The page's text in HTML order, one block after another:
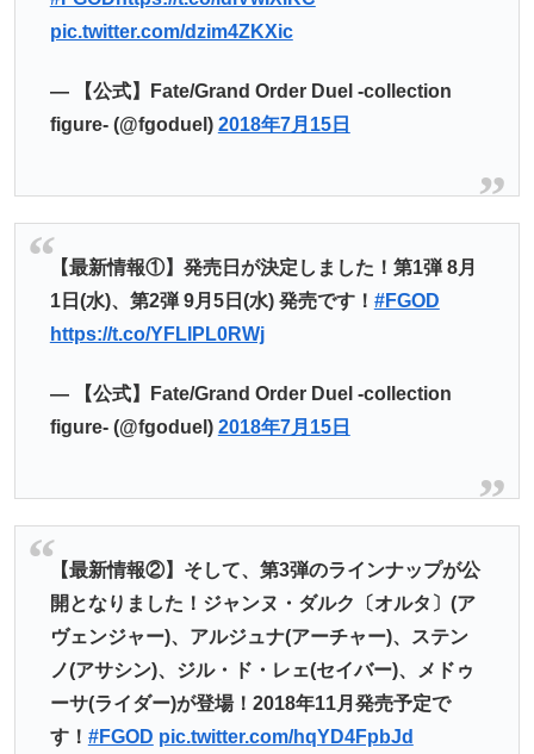
pic.twitter.com/dzim4ZKXic
— 【公式】Fate/Grand Order Duel -collection
figure- (@fgoduel) 2018年7月15日
【最新情報①】発売日が決定しました！第1弾 8月
1日(水)、第2弾 9月5日(水) 発売です！ #FGOD
https://t.co/YFLlPL0RWj
— 【公式】Fate/Grand Order Duel -collection
figure- (@fgoduel) 2018年7月15日
【最新情報②】そして、第3弾のラインナップが公
開となりました！ジャンヌ・ダルク〔オルタ〕(ア
ヴェンジャー)、アルジュナ(アーチャー)、ステン
ノ(アサシン)、ジル・ド・レェ(セイバー)、メドゥ
ーサ(ライダー)が登場！2018年11月発売予定で
す！ #FGOD pic.twitter.com/hqYD4FpbJd